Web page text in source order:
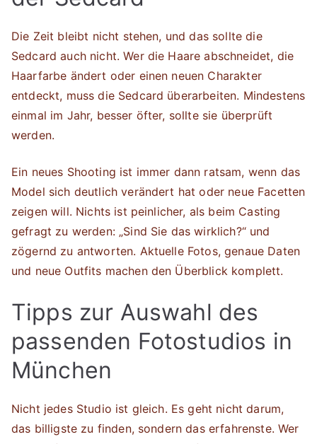
Die Zeit bleibt nicht stehen, und das sollte die
Sedcard auch nicht. Wer die Haare abschneidet, die
Haarfarbe ändert oder einen neuen Charakter
entdeckt, muss die Sedcard überarbeiten. Mindestens
einmal im Jahr, besser öfter, sollte sie überprüft
werden.
Ein neues Shooting ist immer dann ratsam, wenn das
Model sich deutlich verändert hat oder neue Facetten
zeigen will. Nichts ist peinlicher, als beim Casting
gefragt zu werden: „Sind Sie das wirklich?“ und
zögernd zu antworten. Aktuelle Fotos, genaue Daten
und neue Outfits machen den Überblick komplett.
Tipps zur Auswahl des
passenden Fotostudios in
München
Nicht jedes Studio ist gleich. Es geht nicht darum,
das billigste zu finden, sondern das erfahrenste. Wer